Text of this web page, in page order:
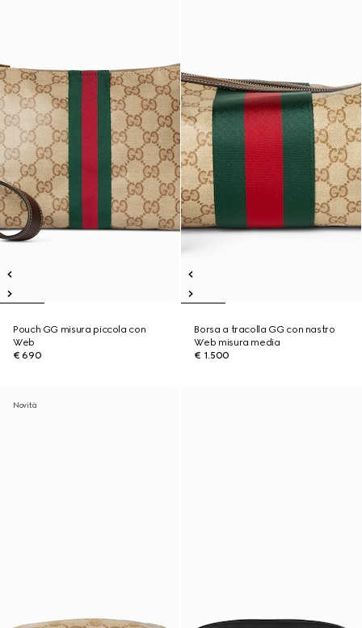
Pouch GG misura piccola con
Web
€ 690
Borsa a tracolla GG con nastro
Web misura media
€ 1.500
Novità